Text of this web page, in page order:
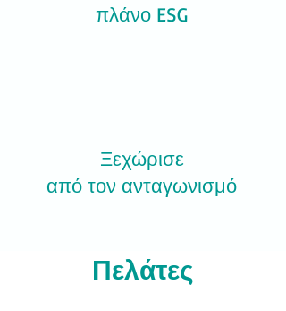
πλάνο ESG
Ξεχώρισε
από τον ανταγωνισμό
Πελάτες